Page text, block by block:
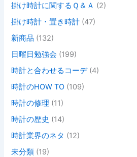
掛け時計に関するＱ＆Ａ (2)
掛け時計・置き時計 (47)
新商品 (132)
日曜日勉強会 (199)
時計と合わせるコーデ(4)
時計のHOW TO (109)
時計の修理 (11)
時計の歴史 (14)
時計業界のネタ (12)
未分類 (19)